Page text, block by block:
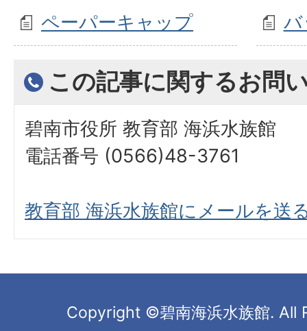
ペーパーキャップ
この記事に関するお問
碧南市役所 教育部 海浜水族館
電話番号 (0566)48-3761
教育部 海浜水族館にメールを送
Copyright ©碧南海浜水族館. All